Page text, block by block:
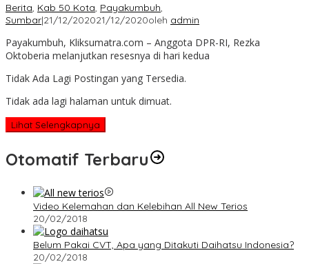
Berita, Kab 50 Kota, Payakumbuh,
Sumbar|21/12/202021/12/2020oleh admin
Payakumbuh, Kliksumatra.com – Anggota DPR-RI, Rezka
Oktoberia melanjutkan resesnya di hari kedua
Tidak Ada Lagi Postingan yang Tersedia.
Tidak ada lagi halaman untuk dimuat.
Lihat Selengkapnya
Otomatif Terbaru
Video Kelemahan dan Kelebihan All New Terios
20/02/2018
Belum Pakai CVT, Apa yang Ditakuti Daihatsu Indonesia?
20/02/2018